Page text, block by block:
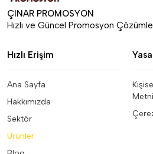
ÇINAR PROMOSYON
Hızlı ve Güncel Promosyon
Hızlı Erişim
Ana Sayfa
Hakkımızda
Sektör
Ürünler
Metni